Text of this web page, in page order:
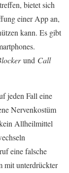
bietet sich
einer App an,
kann. Es gibt
und Call
jeden Fall eine
Nervenkostüm
Allheilmittel
eine falsche
mit unterdrückter